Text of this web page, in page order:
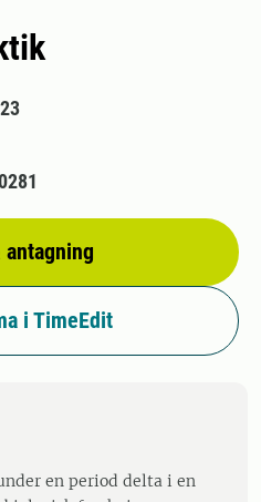
antagning
i TimeEdit
en period delta i en